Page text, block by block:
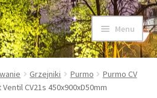
Menu
Grzejniki Purmo
Purmo CV
CV21s 450x900xD50mm